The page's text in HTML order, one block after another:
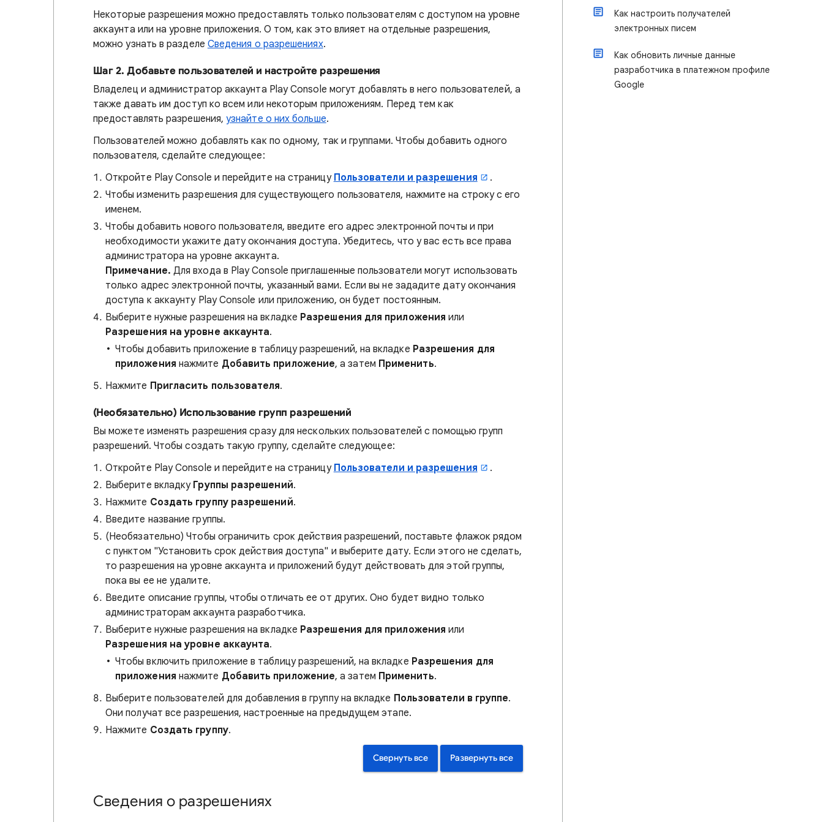
Некоторые разрешения можно предоставлять только пользователям с доступом на уровне
аккаунта или на уровне приложения. О том, как это влияет на отдельные разрешения,
можно узнать в разделе Сведения о разрешениях.
Шаг 2. Добавьте пользователей и настройте разрешения
Владелец и администратор аккаунта Play Console могут добавлять в него пользователей, а
также давать им доступ ко всем или некоторым приложениям. Перед тем как
предоставлять разрешения,узнайте о них больше.
Пользователей можно добавлять как по одному, так и группами. Чтобы добавить одного
пользователя, сделайте следующее:
Откройте Play Console и перейдите на страницу Пользователи и разрешения
.
Чтобы изменить разрешения для существующего пользователя, нажмите на строку с его
именем.
Чтобы добавить нового пользователя, введите его адрес электронной почты и при
необходимости укажите дату окончания доступа. Убедитесь, что у вас есть все права
администратора на уровне аккаунта.
Примечание. Для входа в Play Console приглашенные пользователи могут использовать
только адрес электронной почты, указанный вами. Если вы не зададите дату окончания
доступа к аккаунту Play Console или приложению, он будет постоянным.
Выберите нужные разрешения на вкладке Разрешения для приложения или
Разрешения на уровне аккаунта.
Чтобы добавить приложение в таблицу разрешений, на вкладке Разрешения для
приложения нажмите Добавить приложение, а затем Применить.
Нажмите Пригласить пользователя.
(Необязательно) Использование групп разрешений
Вы можете изменять разрешения сразу для нескольких пользователей с помощью групп
разрешений. Чтобы создать такую группу, сделайте следующее:
Откройте Play Console и перейдите на страницу Пользователи и разрешения
.
Выберите вкладку Группы разрешений.
Нажмите Создать группу разрешений.
Введите название группы.
(Необязательно) Чтобы ограничить срок действия разрешений, поставьте флажок рядом
с пунктом "Установить срок действия доступа" и выберите дату. Если этого не сделать,
то разрешения на уровне аккаунта и приложений будут действовать для этой группы,
пока вы ее не удалите.
Введите описание группы, чтобы отличать ее от других. Оно будет видно только
администраторам аккаунта разработчика.
Выберите нужные разрешения на вкладке Разрешения для приложения или
Разрешения на уровне аккаунта.
Чтобы включить приложение в таблицу разрешений, на вкладке Разрешения для
приложения нажмите Добавить приложение, а затем Применить.
Выберите пользователей для добавления в группу на вкладке Пользователи в группе.
Они получат все разрешения, настроенные на предыдущем этапе.
Нажмите Создать группу.
Свернуть все Развернуть все
Сведения о разрешениях
Как настроить получателей
электронных писем
Как обновить личные данные
разработчика в платежном профиле
Google